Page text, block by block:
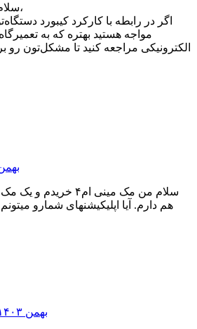
سلام کاربر عزیز،
اگر در رابطه با کارکرد کیبورد
مواجه هستید بهتره که به
الکترونیکی مراجعه کنید تا مشکل‌تون
۰۳ بهمن ۱۴۰۳ -
هم دارم. آیا اپلیکیشنهای شمارو
۰۴ بهمن ۱۴۰۳ - ۱۲:۲۱